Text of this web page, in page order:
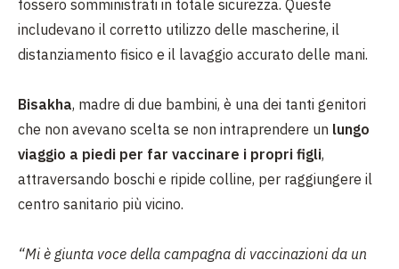
fossero somministrati in totale sicurezza. Queste
includevano il corretto utilizzo delle mascherine, il
distanziamento fisico e il lavaggio accurato delle mani.
Bisakha, madre di due bambini, è una dei tanti genitori
che non avevano scelta se non intraprendere un lungo
viaggio a piedi per far vaccinare i propri figli,
attraversando boschi e ripide colline, per raggiungere il
centro sanitario più vicino.
“Mi è giunta voce della campagna di vaccinazioni da un